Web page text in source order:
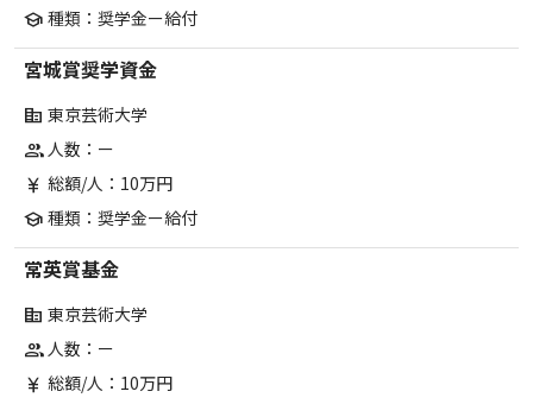
school 種類：奨学金ー給付
宮城賞奨学資金
corporate_fare 東京芸術大学
group人数：ー
currency_yen 総額/人：10万円
school 種類：奨学金ー給付
常英賞基金
corporate_fare 東京芸術大学
group人数：ー
currency_yen 総額/人：10万円